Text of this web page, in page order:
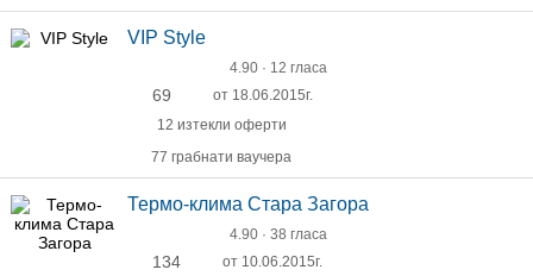
VIP Style
4.90 · 12 гласа
69
от 18.06.2015г.
12 изтекли оферти
77 грабнати ваучера
Термо-клима Стара Загора
4.90 · 38 гласа
134
от 10.06.2015г.